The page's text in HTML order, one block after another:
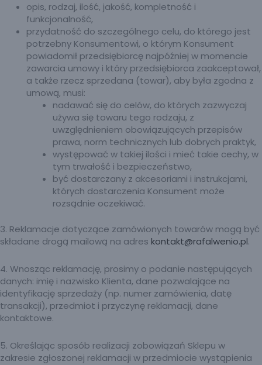
opis, rodzaj, ilość, jakość, kompletność i
funkcjonalność,
przydatność do szczególnego celu, do którego jest
potrzebny Konsumentowi, o którym Konsument
powiadomił przedsiębiorcę najpóźniej w momencie
zawarcia umowy i który przedsiębiorca zaakceptował,
a także rzecz sprzedana (towar), aby była zgodna z
umową, musi:
nadawać się do celów, do których zazwyczaj
używa się towaru tego rodzaju, z
uwzględnieniem obowiązujących przepisów
prawa, norm technicznych lub dobrych praktyk,
występować w takiej ilości i mieć takie cechy, w
tym trwałość i bezpieczeństwo,
być dostarczany z akcesoriami i instrukcjami,
których dostarczenia Konsument może
rozsądnie oczekiwać.
3. Reklamacje dotyczące zamówionych towarów mogą być
składane drogą mailową na adres kontakt@rafalwenio.pl.
4. Wnosząc reklamację, prosimy o podanie następujących
danych: imię i nazwisko Klienta, dane pozwalające na
identyfikację sprzedaży (np. numer zamówienia, datę
transakcji), przedmiot i przyczynę reklamacji, dane
kontaktowe.
5. Określając sposób realizacji zobowiązań Sklepu w
zakresie zgłoszonej reklamacji w przedmiocie wystąpienia